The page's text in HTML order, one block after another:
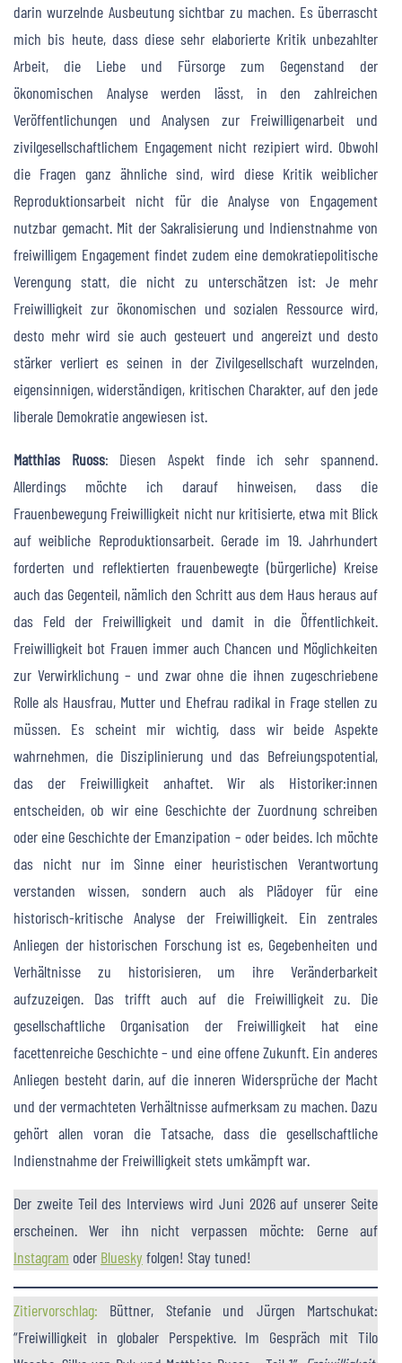
darin wurzelnde Ausbeutung sichtbar zu machen. Es überrascht
mich bis heute, dass diese sehr elaborierte Kritik unbezahlter
Arbeit, die Liebe und Fürsorge zum Gegenstand der
ökonomischen Analyse werden lässt, in den zahlreichen
Veröffentlichungen und Analysen zur Freiwilligenarbeit und
zivilgesellschaftlichem Engagement nicht rezipiert wird. Obwohl
die Fragen ganz ähnliche sind, wird diese Kritik weiblicher
Reproduktionsarbeit nicht für die Analyse von Engagement
nutzbar gemacht. Mit der Sakralisierung und Indienstnahme von
freiwilligem Engagement findet zudem eine demokratiepolitische
Verengung statt, die nicht zu unterschätzen ist: Je mehr
Freiwilligkeit zur ökonomischen und sozialen Ressource wird,
desto mehr wird sie auch gesteuert und angereizt und desto
stärker verliert es seinen in der Zivilgesellschaft wurzelnden,
eigensinnigen, widerständigen, kritischen Charakter, auf den jede
liberale Demokratie angewiesen ist.
Matthias Ruoss: Diesen Aspekt finde ich sehr spannend.
Allerdings möchte ich darauf hinweisen, dass die
Frauenbewegung Freiwilligkeit nicht nur kritisierte, etwa mit Blick
auf weibliche Reproduktionsarbeit. Gerade im 19. Jahrhundert
forderten und reflektierten frauenbewegte (bürgerliche) Kreise
auch das Gegenteil, nämlich den Schritt aus dem Haus heraus auf
das Feld der Freiwilligkeit und damit in die Öffentlichkeit.
Freiwilligkeit bot Frauen immer auch Chancen und Möglichkeiten
zur Verwirklichung – und zwar ohne die ihnen zugeschriebene
Rolle als Hausfrau, Mutter und Ehefrau radikal in Frage stellen zu
müssen. Es scheint mir wichtig, dass wir beide Aspekte
wahrnehmen, die Disziplinierung und das Befreiungspotential,
das der Freiwilligkeit anhaftet. Wir als Historiker:innen
entscheiden, ob wir eine Geschichte der Zuordnung schreiben
oder eine Geschichte der Emanzipation – oder beides. Ich möchte
das nicht nur im Sinne einer heuristischen Verantwortung
verstanden wissen, sondern auch als Plädoyer für eine
historisch-kritische Analyse der Freiwilligkeit. Ein zentrales
Anliegen der historischen Forschung ist es, Gegebenheiten und
Verhältnisse zu historisieren, um ihre Veränderbarkeit
aufzuzeigen. Das trifft auch auf die Freiwilligkeit zu. Die
gesellschaftliche Organisation der Freiwilligkeit hat eine
facettenreiche Geschichte – und eine offene Zukunft. Ein anderes
Anliegen besteht darin, auf die inneren Widersprüche der Macht
und der vermachteten Verhältnisse aufmerksam zu machen. Dazu
gehört allen voran die Tatsache, dass die gesellschaftliche
Indienstnahme der Freiwilligkeit stets umkämpft war.
Der zweite Teil des Interviews wird Juni 2026 auf unserer Seite
erscheinen. Wer ihn nicht verpassen möchte: Gerne auf
Instagram oder Blueskyfolgen! Stay tuned!
Zitiervorschlag: Büttner, Stefanie und Jürgen Martschukat:
“Freiwilligkeit in globaler Perspektive. Im Gespräch mit Tilo